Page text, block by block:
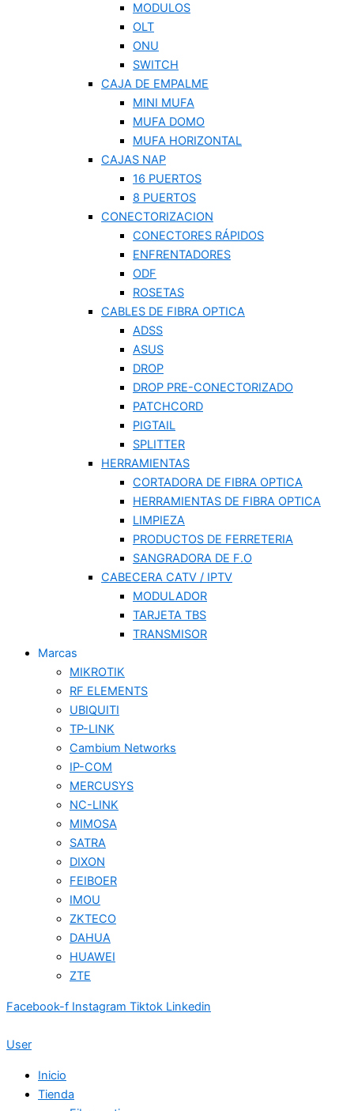
MODULOS
OLT
ONU
SWITCH
CAJA DE EMPALME
MINI MUFA
MUFA DOMO
MUFA HORIZONTAL
CAJAS NAP
16 PUERTOS
8 PUERTOS
CONECTORIZACION
CONECTORES RÁPIDOS
ENFRENTADORES
ODF
ROSETAS
CABLES DE FIBRA OPTICA
ADSS
ASUS
DROP
DROP PRE-CONECTORIZADO
PATCHCORD
PIGTAIL
SPLITTER
HERRAMIENTAS
CORTADORA DE FIBRA OPTICA
HERRAMIENTAS DE FIBRA OPTICA
LIMPIEZA
PRODUCTOS DE FERRETERIA
SANGRADORA DE F.O
CABECERA CATV / IPTV
MODULADOR
TARJETA TBS
TRANSMISOR
Marcas
MIKROTIK
RF ELEMENTS
UBIQUITI
TP-LINK
Cambium Networks
IP-COM
MERCUSYS
NC-LINK
MIMOSA
SATRA
DIXON
FEIBOER
IMOU
ZKTECO
DAHUA
HUAWEI
ZTE
Facebook-f Instagram Tiktok Linkedin
User
Inicio
Tienda